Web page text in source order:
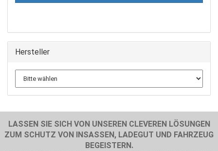
Hersteller
LASSEN SIE SICH VON UNSEREN CLEVEREN LÖSUNGEN
ZUM SCHUTZ VON INSASSEN, LADEGUT UND FAHRZEUG
BEGEISTERN.